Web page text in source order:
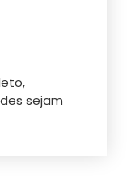
sejam